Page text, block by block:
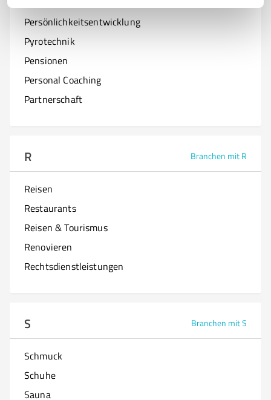
Persönlichkeitsentwicklung
Pyrotechnik
Pensionen
Personal Coaching
Partnerschaft
R Branchen mit R
Reisen
Restaurants
Reisen & Tourismus
Renovieren
Rechtsdienstleistungen
S Branchen mit S
Schmuck
Schuhe
Sauna